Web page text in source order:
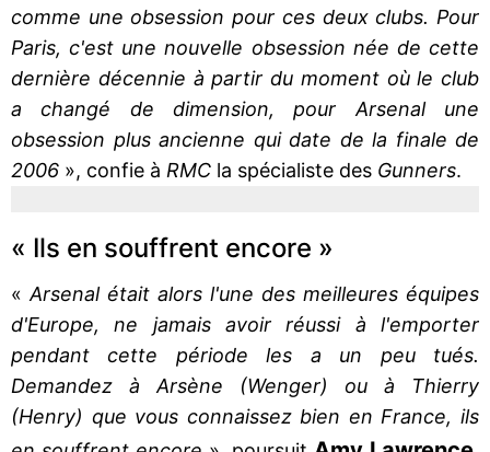
comme une obsession pour ces deux clubs. Pour
Paris, c'est une nouvelle obsession née de cette
dernière décennie à partir du moment où le club
a changé de dimension, pour Arsenal une
obsession plus ancienne qui date de la finale de
2006 », confie à RMC la spécialiste des Gunners.
« Ils en souffrent encore »
« Arsenal était alors l'une des meilleures équipes
d'Europe, ne jamais avoir réussi à l'emporter
pendant cette période les a un peu tués.
Demandez à Arsène (Wenger) ou à Thierry
(Henry) que vous connaissez bien en France, ils